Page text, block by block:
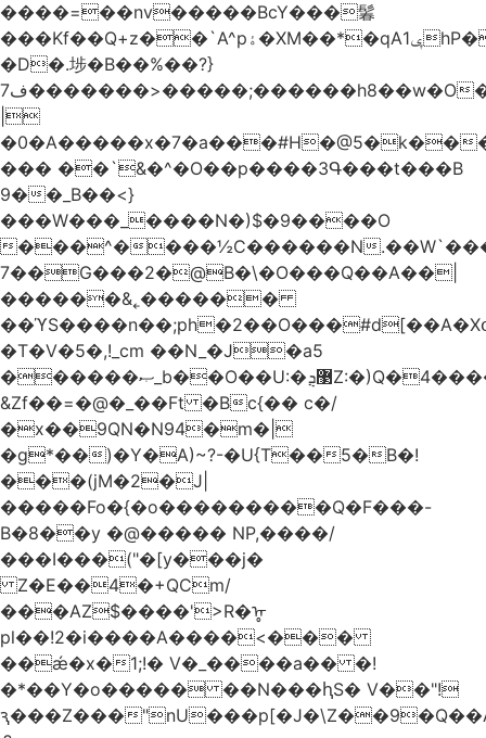
����=��nv�����BcY���鬊
���Kf��Q+z��`A^pۀ�XM��*�qAݷ1hP��G�����YU�Xa��]��^
�D�.埗�B��%��?}
ف7�������>�����;������h8��w�O����էW������������{�g����y�
|
�0�A�����x�7�a���#H�@5�k��
��� ��`&�^�O��p����3Գ���t���B
9��_B��<}
���W���_����N�)$�9����O
���^����½C������N
7��G���2�@B�\�O���Q��A��|
������&˿������
�T�V�5�,!_cm ��N_�J�a5
������ޞ_b��O��U:�޳ܯZ:�)Q�4�������
&Zf��=�@�_��Ft �Bc{�� c�/
�x��9QN�N94�m�|
�g*��)�Y�A)~?-�U{T��5�B�!
���(jM�2�J|
�����Fo�{�o���������Q�F���-
B�8��y �@����� NP,����/
���I���("�[y���j�
Z�E��4�+QCm/
���AZ$����'>R�ᡎ
pl��!2�i����A����<���
��ǽ�x�1;!� V�_����a�� �!
�*��Y�o����� ��N���ԧS� V��"!
ԇ���Z���